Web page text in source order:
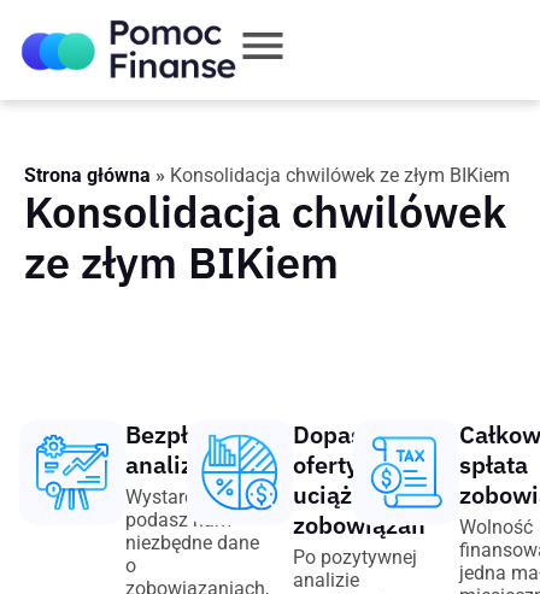
Strona główna » Konsolidacja chwilówek ze złym BIKiem
Konsolidacja chwilówek
ze złym BIKiem
Bezpłatna
analiza
Wystarczy, że
podasz nam
niezbędne dane
o
zobowiązaniach,
Dopasowanie
oferty spłaty
uciążliwych
zobowiązań
Po pozytywnej
analizie
spłata
Wolność
jedna